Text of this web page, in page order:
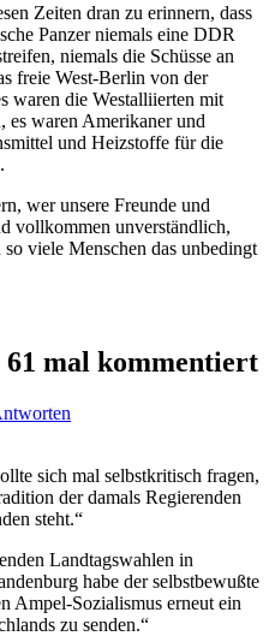
Zeiten dran zu erinnern, dass
Panzer niemals eine DDR
niemals die Schüsse an
freie West-Berlin von der
waren die Westalliierten mit
es waren Amerikaner und
und Heizstoffe für die
wer unsere Freunde und
vollkommen unverständlich,
viele Menschen das unbedingt
mal kommentiert
sich mal selbstkritisch fragen,
der damals Regierenden
steht.“
Landtagswahlen in
habe der selbstbewußte
Ampel-Sozialismus erneut ein
zu senden.“